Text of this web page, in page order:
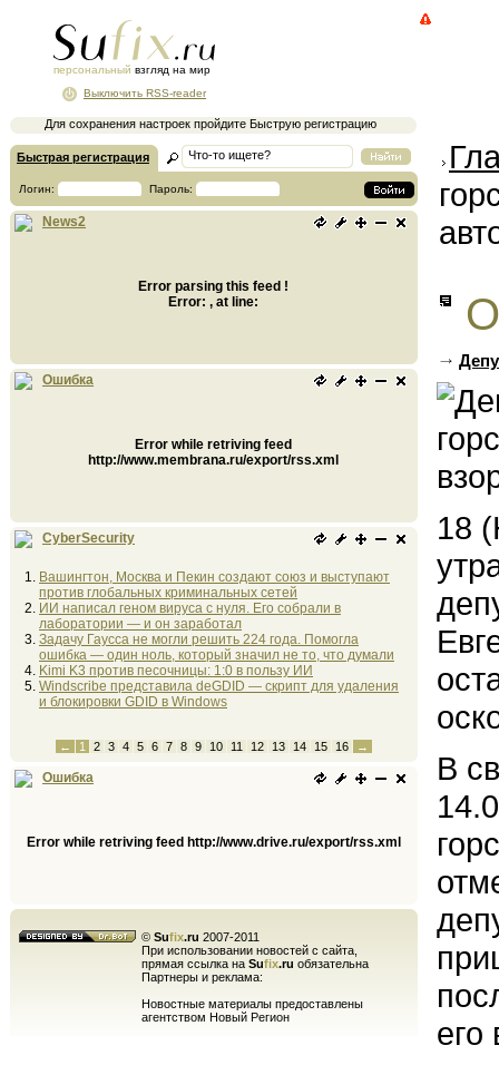
персональный взгляд на мир
Для сохранения настроек пройдите Быструю регистрацию
Выключить RSS-reader
Быстрая регистрация
Логин: Пароль:
News2
Error parsing this feed !
Error: , at line:
Ошибка
Error while retriving feed
http://www.membrana.ru/export/rss.xml
CyberSecurity
Вашингтон, Москва и Пекин создают союз и выступают
против глобальных криминальных сетей
ИИ написал геном вируса с нуля. Его собрали в
лаборатории — и он заработал
Задачу Гаусса не могли решить 224 года. Помогла
ошибка — один ноль, который значил не то, что думали
Kimi K3 против песочницы: 1:0 в пользу ИИ
Windscribe представила deGDID — скрипт для удаления
и блокировки GDID в Windows
← 1 2 3 4 5 6 7 8 9 10 11 12 13 14 15 16 →
Ошибка
Error while retriving feed http://www.drive.ru/export/rss.xml
© Sufix.ru 2007-2011
При использовании новостей с сайта,
прямая ссылка на Sufix.ru обязательна
Партнеры и реклама:
Новостные материалы предоставлены
агентством Новый Регион
18
В
его